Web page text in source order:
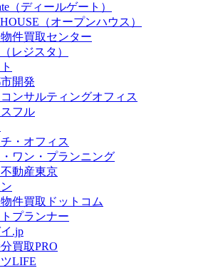
（ディールゲート）
（オープンハウス）
件買取センター
レジスタ）
開発
ンサルティングオフィス
フル
・オフィス
ワン・プランニング
動産東京
件買取ドットコム
プランナー
.jp
買取PRO
LIFE